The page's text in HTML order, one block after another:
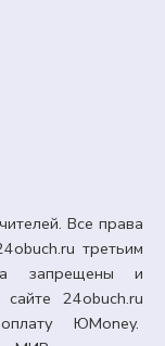
Все права
третьим
запрещены и
24obuch.ru
ЮMoney.